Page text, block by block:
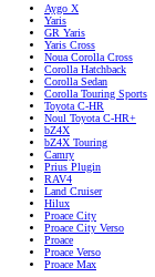
Aygo X
Yaris
GR Yaris
Yaris Cross
Noua Corolla Cross
Corolla Hatchback
Corolla Sedan
Corolla Touring Sports
Toyota C-HR
Noul Toyota C-HR+
bZ4X
bZ4X Touring
Camry
Prius Plugin
RAV4
Land Cruiser
Hilux
Proace City
Proace City Verso
Proace
Proace Verso
Proace Max